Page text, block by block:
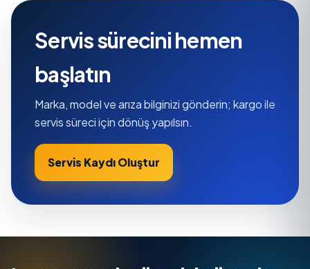
Servis sürecini hemen
başlatın
Marka, model ve arıza bilginizi gönderin; kargo ile
servis süreci için dönüş yapılsın.
Servis Kaydı Oluştur